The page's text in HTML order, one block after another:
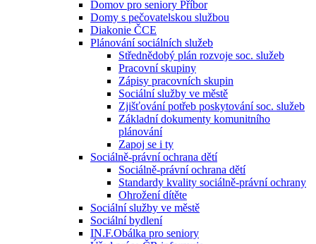
Domov pro seniory Příbor
Domy s pečovatelskou službou
Diakonie ČCE
Plánování sociálních služeb
Střednědobý plán rozvoje soc. služeb
Pracovní skupiny
Zápisy pracovních skupin
Sociální služby ve městě
Zjišťování potřeb poskytování soc. služeb
Základní dokumenty komunitního
plánování
Zapoj se i ty
Sociálně-právní ochrana dětí
Sociálně-právní ochrana dětí
Standardy kvality sociálně-právní ochrany
Ohrožení dítěte
Sociální služby ve městě
Sociální bydlení
IN.F.Obálka pro seniory